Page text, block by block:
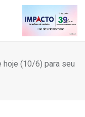
hoje (10/6) para seu